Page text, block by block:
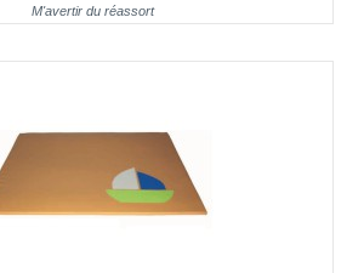
M'avertir du réassort